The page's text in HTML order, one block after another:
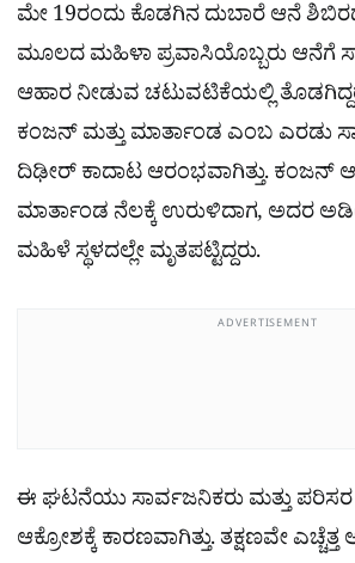
ಮೇ 19ರಂದು ಕೊಡಗಿನ ದುಬಾರೆ ಆನೆ
ಮೂಲದ ಮಹಿಳಾ ಪ್ರವಾಸಿಯೊಬ್ಬರು ಆನೆಗೆ
ಆಹಾರ ನೀಡುವ ಚಟುವಟಿಕೆಯಲ್ಲಿ
ಕಂಜನ್ ಮತ್ತು ಮಾರ್ತಾಂಡ ಎಂಬ ಎರಡು
ದಿಢೀರ್ ಕಾದಾಟ ಆರಂಭವಾಗಿತ್ತು.
ಮಾರ್ತಾಂಡ ನೆಲಕ್ಕೆ ಉರುಳಿದಾಗ, ಅದರ
ಮಹಿಳೆ ಸ್ಥಳದಲ್ಲೇ ಮೃತಪಟ್ಟಿದ್ದರು.
ADVERTISEMENT
ಈ ಘಟನೆಯು ಸಾರ್ವಜನಿಕರು ಮತ್ತು ಪರಿಸರ
ಆಕ್ರೋಶಕ್ಕೆ ಕಾರಣವಾಗಿತ್ತು. ತಕ್ಷಣವೇ